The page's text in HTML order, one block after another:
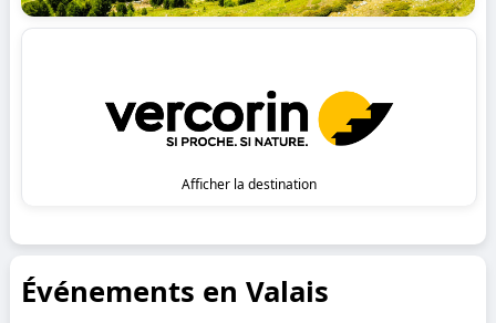
Afficher la destination
Événements en Valais